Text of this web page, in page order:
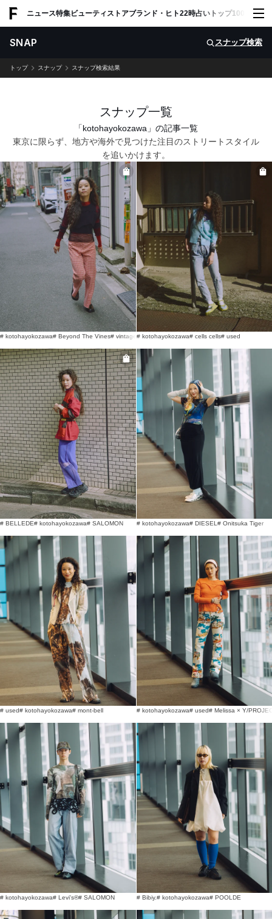
ニュース特集ビューティ ストアブランド・ヒト22時占い トップ100 スナッ
SNAP スナップ検索
トップ スナップ スナップ検索結果
スナップ一覧
「kotohayokozawa」の記事一覧
東京に限らず、地方や海外で見つけた注目のストリートスタイル
を追いかけます。
# kotohayokozawa# Beyond The Vines# vintage # kotohayokozawa# cells cells# used
# BELLEDE# kotohayokozawa# SALOMON # kotohayokozawa# DIESEL # Onitsuka Tiger
# used# kotohayokozawa# mont-bell # kotohayokozawa# used# Melissa × Y/
# kotohayokozawa# Levi's®# SALOMON # Bibiy.# kotohayokozawa# POOLDE